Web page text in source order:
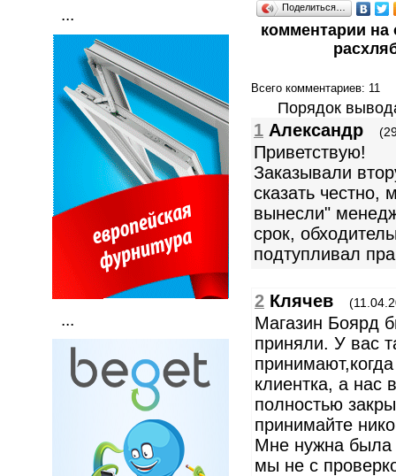
...
...
Поделиться…
комментарии на
Всего комментариев: 11
Порядок
1 Александр
Приветствую!
Заказывали
сказать честно,
вынесли"
срок,
подтупливал
2 Клячев
Магазин Боярд
приняли. У вас
клиентка, а нас
полностью
принимайте
Мне нужна была
мы не с